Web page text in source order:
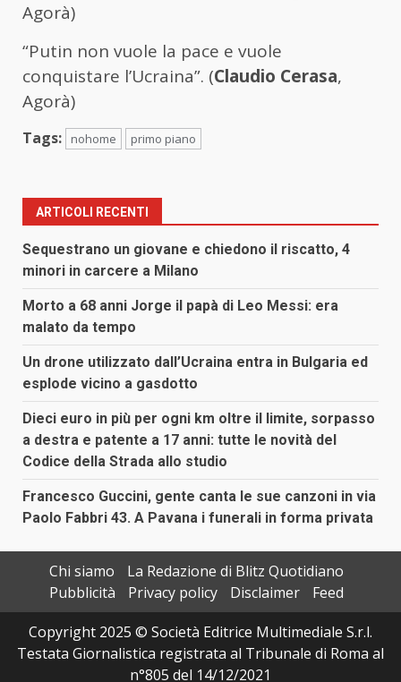
Agorà)
“Putin non vuole la pace e vuole
conquistare l’Ucraina”. (Claudio Cerasa,
Agorà)
Tags: nohome primo piano
ARTICOLI RECENTI
Sequestrano un giovane e chiedono il riscatto, 4
minori in carcere a Milano
Morto a 68 anni Jorge il papà di Leo Messi: era
malato da tempo
Un drone utilizzato dall’Ucraina entra in Bulgaria ed
esplode vicino a gasdotto
Dieci euro in più per ogni km oltre il limite, sorpasso
a destra e patente a 17 anni: tutte le novità del
Codice della Strada allo studio
Francesco Guccini, gente canta le sue canzoni in via
Paolo Fabbri 43. A Pavana i funerali in forma privata
Chi siamo
La Redazione di Blitz Quotidiano
Pubblicità
Privacy policy Disclaimer
Feed
Copyright 2025 © Società Editrice Multimediale S.r.l.
Testata Giornalistica registrata al Tribunale di Roma al
n°805 del 14/12/2021